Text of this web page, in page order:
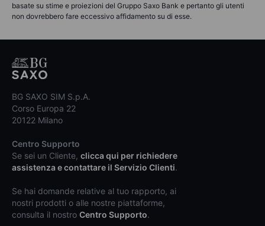
basate su stime e proiezioni del Gruppo Saxo Bank e pertanto gli utenti
non dovrebbero fare eccessivo affidamento su di esse.
BG SAXO SIM S.p.A.
Corso Europa 22
20122 Milano
Centro Supporto
Se sei un Cliente, clicca qui per richiedere
assistenza e contattare il Servizio Clienti.
Se hai domande relative al tuo rapporto, ai
nostri prodotti o alle nostre piattaforme,
consulta il nostro Centro Supporto.